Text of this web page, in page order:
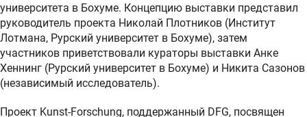
университета в Бохуме. Концепцию выставки представил
руководитель проекта Николай Плотников (Институт
Лотмана, Рурский университет в Бохуме), затем
участников приветствовали кураторы выставки Анке
Хеннинг (Рурский университет в Бохуме) и Никита Сазонов
(независимый исследователь).
Проект Kunst-Forschung, поддержанный DFG, посвящен